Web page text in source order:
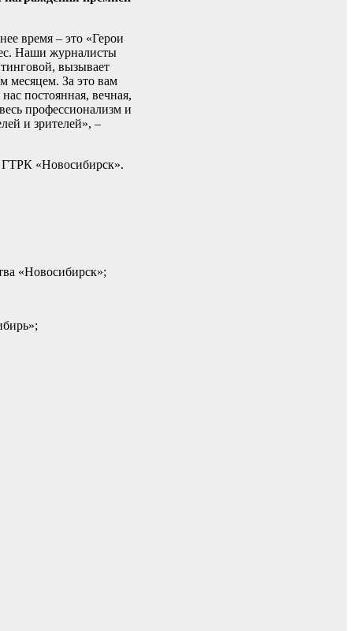
время – это «Герои
Наши журналисты
вызывает
месяцем. За это вам
постоянная, вечная,
профессионализм и
и зрителей», –
ГТРК «Новосибирск».
«Новосибирск»;